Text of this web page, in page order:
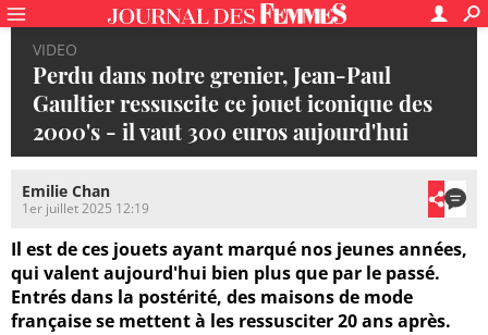
VIDEO
Perdu dans notre grenier, Jean-Paul
Gaultier ressuscite ce jouet iconique des
2000's - il vaut 300 euros aujourd'hui
Emilie Chan
1er juillet 2025 12:19
Il est de ces jouets ayant marqué nos jeunes années,
qui valent aujourd'hui bien plus que par le passé.
Entrés dans la postérité, des maisons de mode
française se mettent à les ressusciter 20 ans après.